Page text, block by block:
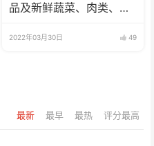
品及新鲜蔬菜、肉类、
2022年03月30日 49
最新 最早 最热 评分最高